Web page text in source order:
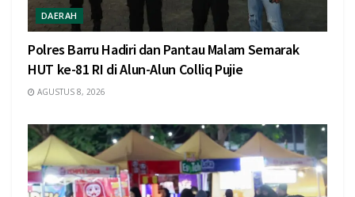
DAERAH
Polres Barru Hadiri dan Pantau Malam Semarak
HUT ke-81 RI di Alun-Alun Colliq Pujie
AGUSTUS 8, 2026